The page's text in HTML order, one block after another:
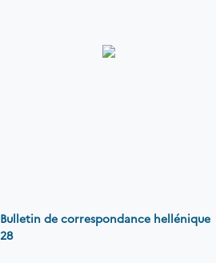
Bulletin de correspondance hellénique
28